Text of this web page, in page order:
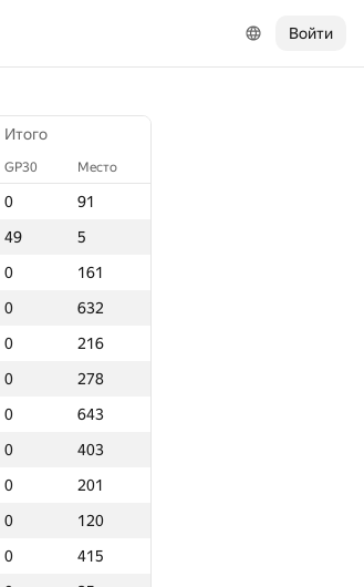
Войти
Итого
GP30 Место
0
91
49
5
0
161
0
632
0
216
0
278
0
643
0
403
0
201
0
120
0
415